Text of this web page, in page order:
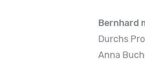
Bernhard
Durchs
Anna